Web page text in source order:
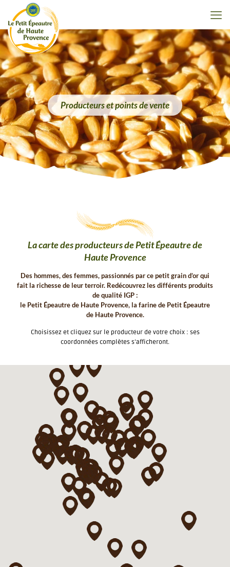
Producteurs et points de vente
La carte des producteurs de Petit Épeautre de
Haute Provence
Des hommes, des femmes, passionnés par ce petit grain d’or qui
fait la richesse de leur terroir. Redécouvrez les différents produits
de qualité IGP :
le Petit Épeautre de Haute Provence, la farine de Petit Épeautre
de Haute Provence.
Choisissez et cliquez sur le producteur de votre choix : ses
coordonnées complètes s’afficheront.